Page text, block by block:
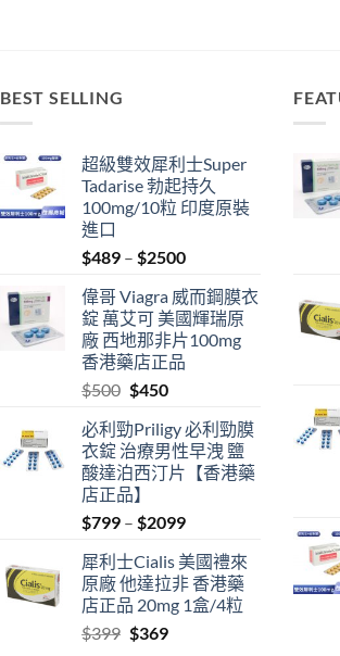
BEST SELLING
超級雙效犀利士Super
Tadarise 勃起持久
100mg/10粒 印度原裝
進口
$489 – $2500Price
$489
through
$2500
偉哥 Viagra 威而鋼膜衣
錠 萬艾可 美國輝瑞原
廠 西地那非片100mg
香港藥店正品
$500 Original
was:
$500.
$450Current
is:
$450.
必利勁Priligy 必利勁膜
衣錠 治療男性早洩 鹽
酸達泊西汀片【香港藥
店正品】
$799 – $2099Price
$799
through
$2099
犀利士Cialis 美國禮來
原廠 他達拉非 香港藥
店正品 20mg 1盒/4粒
$399 Original
$369Current